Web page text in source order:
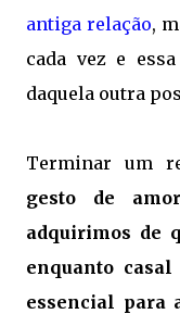
antiga relação,
cada vez e
daquela outra
Terminar um
gesto de
adquirimos de
enquanto
essencial para